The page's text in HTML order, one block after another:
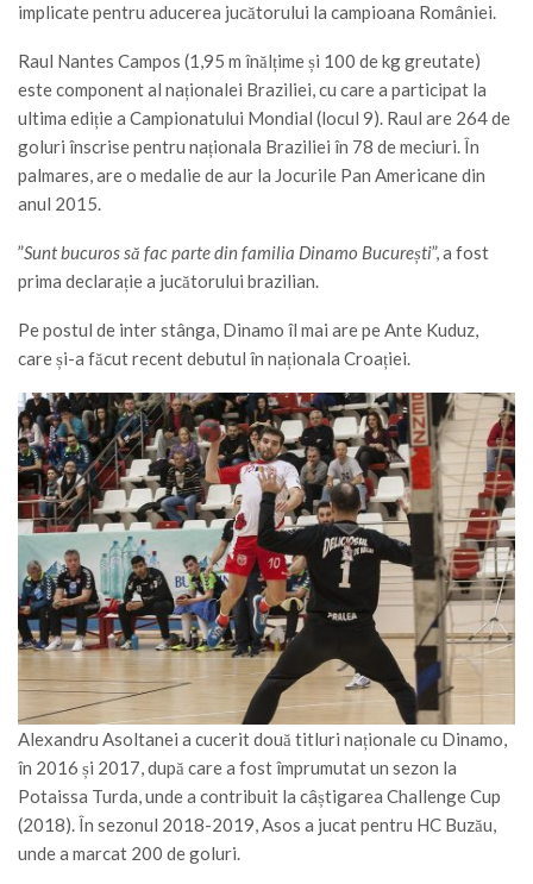
implicate pentru aducerea jucătorului la campioana României.
Raul Nantes Campos (1,95 m înălțime și 100 de kg greutate)
este component al naționalei Braziliei, cu care a participat la
ultima ediție a Campionatului Mondial (locul 9). Raul are 264 de
goluri înscrise pentru naționala Braziliei în 78 de meciuri. În
palmares, are o medalie de aur la Jocurile Pan Americane din
anul 2015.
”Sunt bucuros să fac parte din familia Dinamo București”, a fost
prima declarație a jucătorului brazilian.
Pe postul de inter stânga, Dinamo îl mai are pe Ante Kuduz,
care și-a făcut recent debutul în naționala Croației.
Alexandru Asoltanei a cucerit două titluri naționale cu Dinamo,
în 2016 și 2017, după care a fost împrumutat un sezon la
Potaissa Turda, unde a contribuit la câștigarea Challenge Cup
(2018). În sezonul 2018-2019, Asos a jucat pentru HC Buzău,
unde a marcat 200 de goluri.